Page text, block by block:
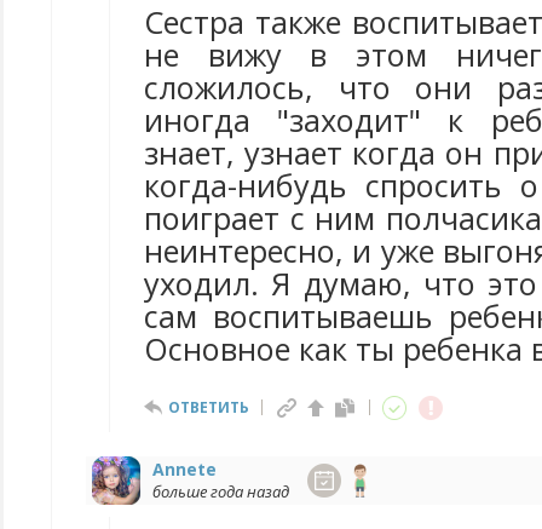
Сестра также
не вижу в этом
сложилось, что они
иногда "заходит" к
знает, узнает когда он
когда-нибудь
поиграет с ним
неинтересно, и уже
уходил. Я думаю, что
сам воспитываешь
Основное как ты ребенка
ОТВЕТИТЬ
Annete
больше года назад